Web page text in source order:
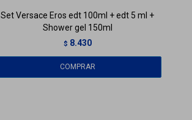
Set Versace Eros edt 100ml + edt 5 ml +
Shower gel 150ml
$ 8.430